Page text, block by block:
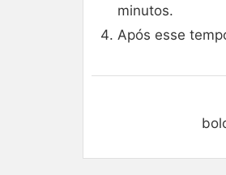
minutos.
Após esse